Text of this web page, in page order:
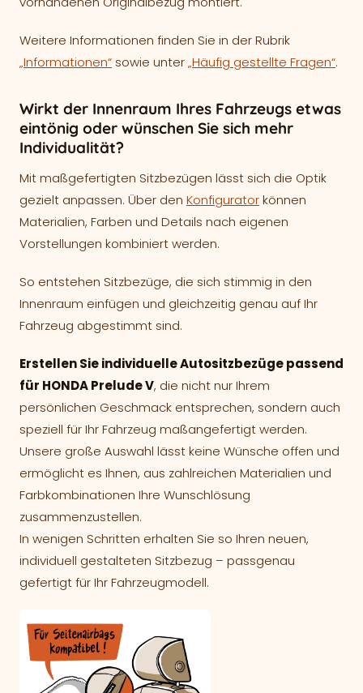
Weitere Informationen finden Sie in der Rubrik
„Informationen“ sowie unter„Häufig gestellte Fragen“.
Wirkt der Innenraum Ihres Fahrzeugs etwas
eintönig oder wünschen Sie sich mehr
Individualität?
Mit maßgefertigten Sitzbezügen lässt sich die Optik
gezielt anpassen. Über den Konfiguratorkönnen
Materialien, Farben und Details nach eigenen
Vorstellungen kombiniert werden.
So entstehen Sitzbezüge, die sich stimmig in den
Innenraum einfügen und gleichzeitig genau auf Ihr
Fahrzeug abgestimmt sind.
Erstellen Sie individuelle Autositzbezüge passend
für HONDA Prelude V, die nicht nur Ihrem
persönlichen Geschmack entsprechen, sondern auch
speziell für Ihr Fahrzeug maßangefertigt werden.
Unsere große Auswahl lässt keine Wünsche offen und
ermöglicht es Ihnen, aus zahlreichen Materialien und
Farbkombinationen Ihre Wunschlösung
zusammenzustellen.
In wenigen Schritten erhalten Sie so Ihren neuen,
individuell gestalteten Sitzbezug – passgenau
gefertigt für Ihr Fahrzeugmodell.